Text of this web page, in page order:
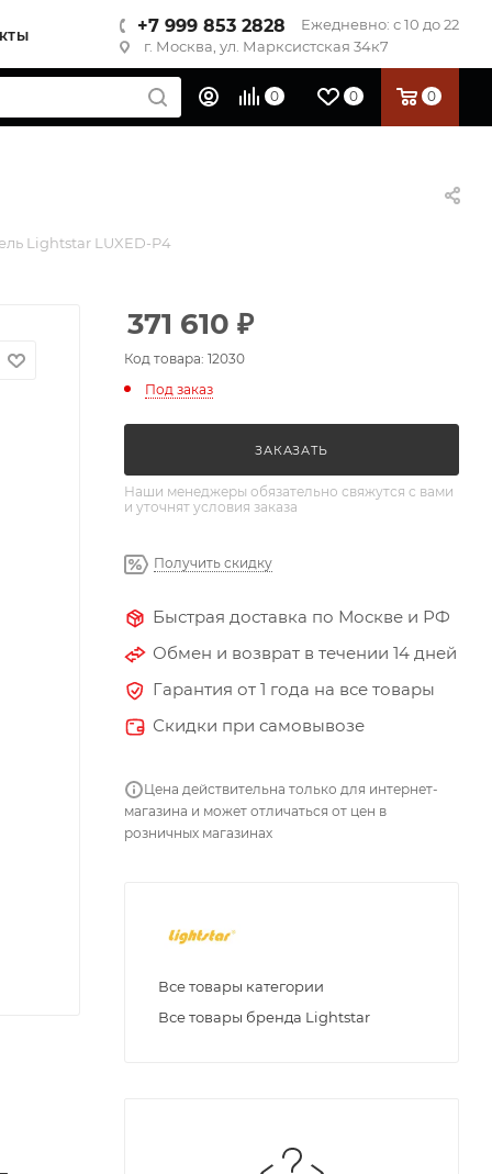
+7 999 853 2828
Ежедневно: с 10 до 22
г. Москва, ул. Марксистская 34к7
0 0 0
Lightstar LUXED-P4
371 610 ₽
Код товара: 12030
Под заказ
ЗАКАЗАТЬ
Наши менеджеры обязательно свяжутся с вами
и уточнят условия заказа
Получить скидку
Быстрая доставка по Москве и РФ
Обмен и возврат в течении 14 дней
Гарантия от 1 года на все товары
Скидки при самовывозе
Цена действительна только для интернет-
магазина и может отличаться от цен в
розничных магазинах
Все товары категории
Все товары бренда Lightstar